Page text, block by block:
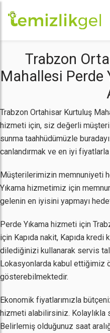
Trabzon
Mahallesi Perde
Trabzon Ortahisar Kurtuluş
hizmeti için, siz değerli
sunma taahhüdümüzle
canlandırmak ve en iyi
Müşterilerimizin memnuniyeti
Yıkama hizmetimiz için
gelenin en iyisini yapmayı
Perde Yıkama hizmeti için
için Kapıda nakit, Kapıda
dilediğinizi kullanarak servis
Lokasyonlarda kabul ettiğimiz
gösterebilmektedir.
Ekonomik fiyatlarımızla
hizmeti alabilirsiniz.
Belirlemiş olduğunuz saat